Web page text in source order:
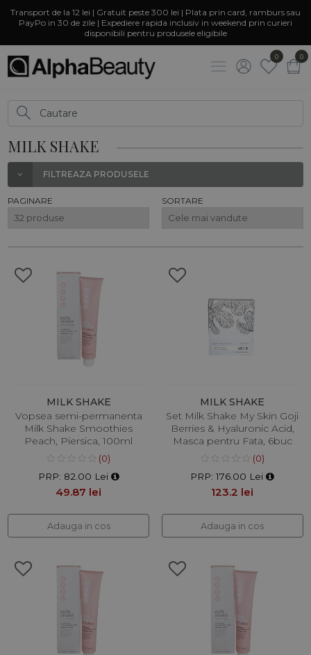
Transport de la 12 lei | Gratuit peste 300 lei | Plata prin card, ramburs sau
PayPo in 30 de zile | Expediere rapida inclusiv in weekend prin curieri
disponibili pentru produsele eligibile
0 0
MILK SHAKE
FILTREAZA PRODUSELE
PAGINARE SORTARE
MILK SHAKE
Vopsea semi-permanenta
Milk Shake Smoothies
Peach, Piersica, 100ml
(0)
PRP: 82.00 Lei
49.87 lei
Adauga in cos
MILK SHAKE
Set Milk Shake My Skin Goji
Berries & Hyaluronic Acid,
Masca pentru Fata, 6buc
(0)
PRP: 176.00 Lei
123.2 lei
Adauga in cos